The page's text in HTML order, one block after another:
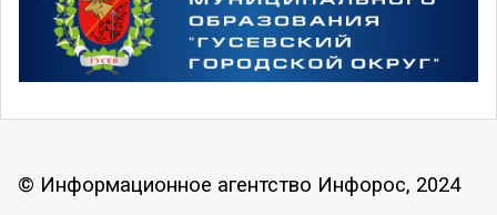
© Информационное агентство Инфорос, 2024